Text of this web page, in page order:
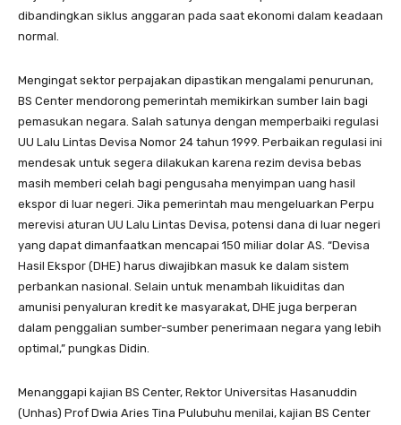
dibandingkan siklus anggaran pada saat ekonomi dalam keadaan
normal.
Mengingat sektor perpajakan dipastikan mengalami penurunan,
BS Center mendorong pemerintah memikirkan sumber lain bagi
pemasukan negara. Salah satunya dengan memperbaiki regulasi
UU Lalu Lintas Devisa Nomor 24 tahun 1999. Perbaikan regulasi ini
mendesak untuk segera dilakukan karena rezim devisa bebas
masih memberi celah bagi pengusaha menyimpan uang hasil
ekspor di luar negeri. Jika pemerintah mau mengeluarkan Perpu
merevisi aturan UU Lalu Lintas Devisa, potensi dana di luar negeri
yang dapat dimanfaatkan mencapai 150 miliar dolar AS. “Devisa
Hasil Ekspor (DHE) harus diwajibkan masuk ke dalam sistem
perbankan nasional. Selain untuk menambah likuiditas dan
amunisi penyaluran kredit ke masyarakat, DHE juga berperan
dalam penggalian sumber-sumber penerimaan negara yang lebih
optimal,” pungkas Didin.
Menanggapi kajian BS Center, Rektor Universitas Hasanuddin
(Unhas) Prof Dwia Aries Tina Pulubuhu menilai, kajian BS Center